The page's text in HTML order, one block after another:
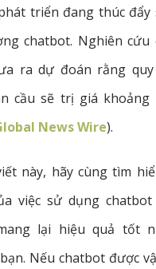
triển đang thúc
chatbot. Nghiên cứu
ra dự đoán rằng
cầu sẽ trị giá khoảng
News Wire).
này, hãy cùng tìm
việc sử dụng
lại hiệu quả tốt
Nếu chatbot được